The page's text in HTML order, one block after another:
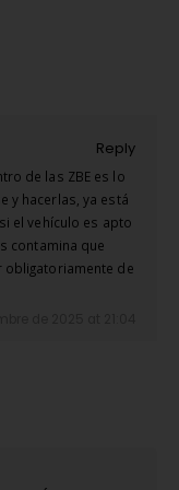
Reply
de las ZBE es lo
y hacerlas, ya está
el vehículo es apto
contamina que
obligatoriamente de